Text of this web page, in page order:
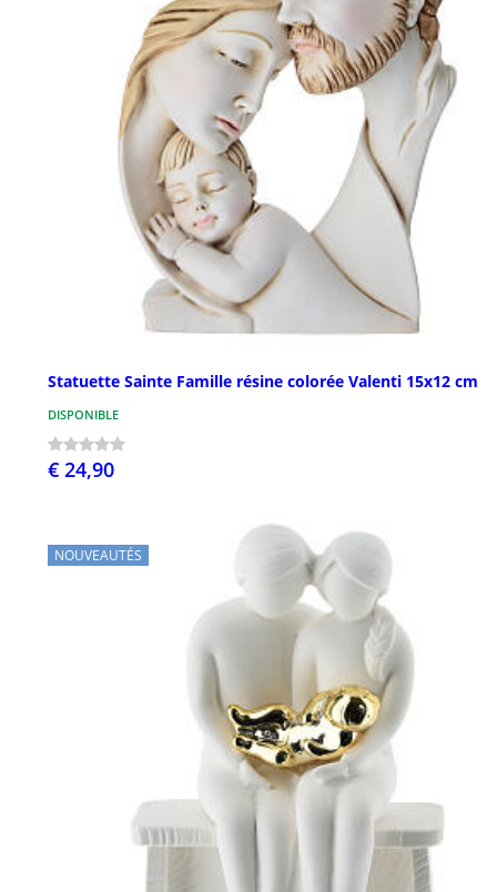
Statuette Sainte Famille résine colorée Valenti 15x12 cm
DISPONIBLE
€ 24,90
NOUVEAUTÉS